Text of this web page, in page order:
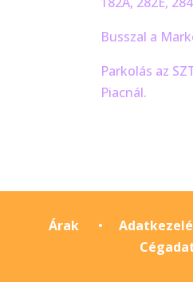
Busszal a
Parkolás az
Piacnál.
Árak•